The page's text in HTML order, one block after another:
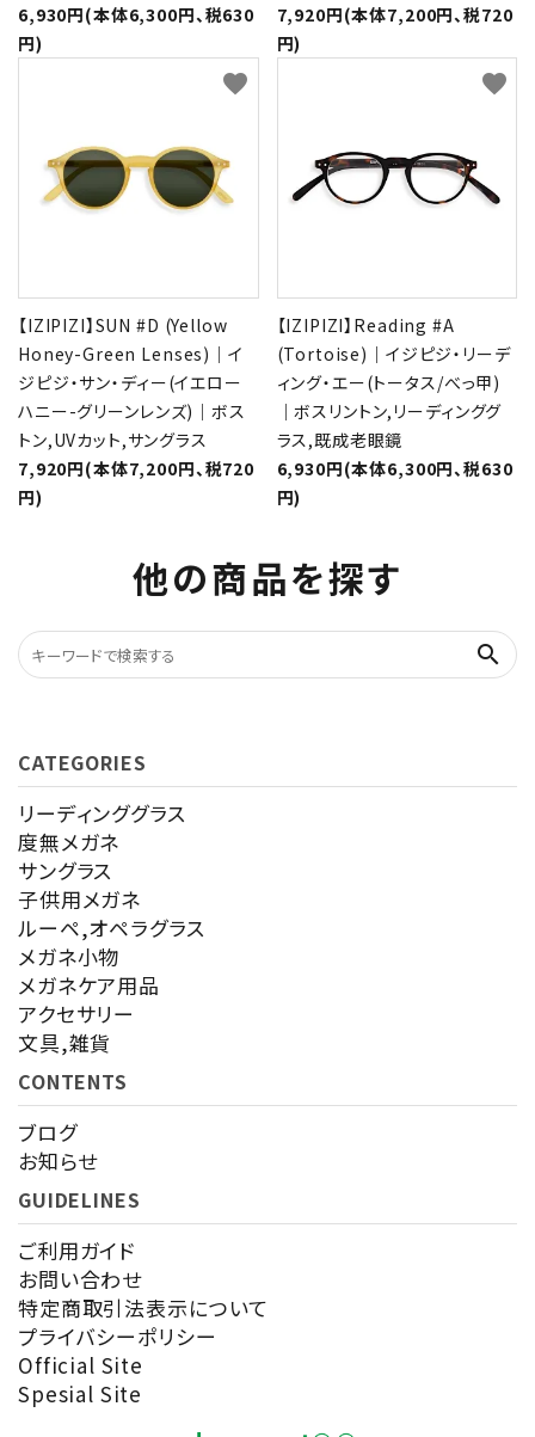
6,930円(本体6,300円、税630
円)
7,920円(本体7,200円、税720
円)
【IZIPIZI】SUN #D (Yellow
Honey-Green Lenses)｜イ
ジピジ・サン・ディー(イエロー
ハニー-グリーンレンズ)｜ボス
トン,UVカット,サングラス
7,920円(本体7,200円、税720
円)
favorite
【IZIPIZI】Reading #A
(Tortoise)｜イジピジ・リーデ
ィング・エー(トータス/べっ甲)
｜ボスリントン,リーディンググ
ラス,既成老眼鏡
6,930円(本体6,300円、税630
円)
favorite
他の商品を探す
search
CATEGORIES
リーディンググラス
度無メガネ
サングラス
子供用メガネ
ルーペ,オペラグラス
メガネ小物
メガネケア用品
アクセサリー
文具,雑貨
CONTENTS
ブログ
お知らせ
GUIDELINES
ご利用ガイド
お問い合わせ
特定商取引法表示について
プライバシーポリシー
Official Site
Spesial Site